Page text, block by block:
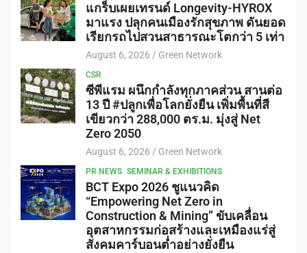
แกร็บเผยเทรนด์ Longevity-HYROX
มาแรง ปลุกคนเมืองรักสุขภาพ ดันยอด
เรียกรถไปสวนสาธารณะโตกว่า 5 เท่า
August 6, 2026 Green Network
CSR
ซีพีแรม ผนึกกำลังทุกภาคส่วน สานต่อ
13 ปี #ปลูกเพื่อโลกยั่งยืน เพิ่มพื้นที่สี
เขียวกว่า 288,000 ตร.ม. มุ่งสู่ Net
Zero 2050
August 6, 2026 Green Network
PR NEWS SEMINAR & EXHIBITIONS
BCT Expo 2026 ชูแนวคิด
“Empowering Net Zero in
Construction & Mining” ขับเคลื่อน
อุตสาหกรรมก่อสร้างและเหมืองแร่สู่
สังคมคาร์บอนต่ำอย่างยั่งยืน